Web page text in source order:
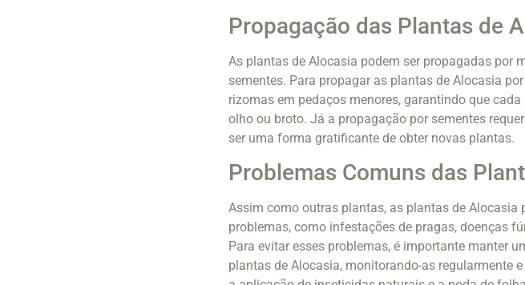
Propagação das Plantas de
As plantas de Alocasia podem ser propagadas por
sementes. Para propagar as plantas de Alocasia
rizomas em pedaços menores, garantindo que
olho ou broto. Já a propagação por sementes
ser uma forma gratificante de obter novas plantas.
Problemas Comuns das
Assim como outras plantas, as plantas de Alocasia
problemas, como infestações de pragas, doenças
Para evitar esses problemas, é importante manter
plantas de Alocasia, monitorando-as regularmente